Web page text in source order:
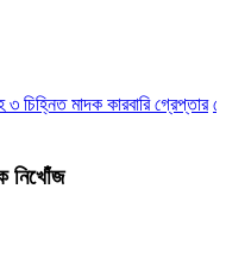
মাদক কারবারি গ্রেপ্তার
নিখোঁজ